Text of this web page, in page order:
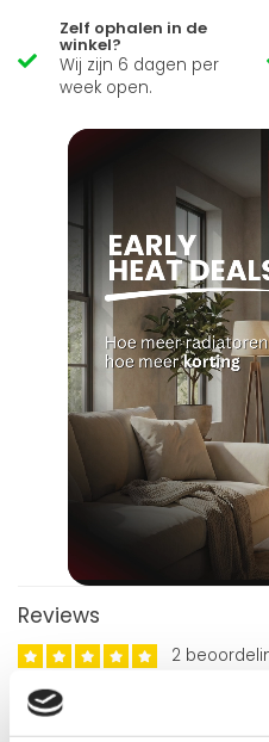
Zelf ophalen in de
winkel?
Wij zijn 6 dagen per
week open.
Reviews
2